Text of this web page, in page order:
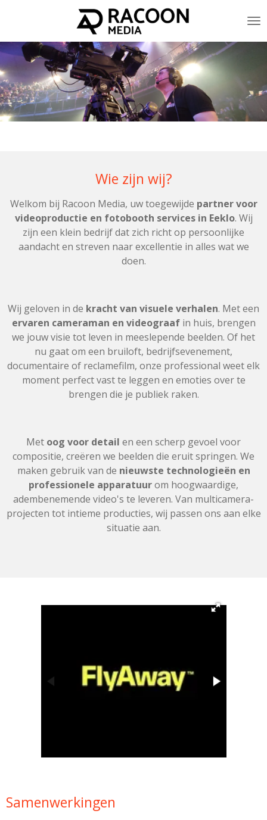
naar
de
hoofdinhoud
Wie zijn wij?
Welkom bij Racoon Media, uw toegewijde partner voor
videoproductie en fotobooth services in Eeklo. Wij
zijn een klein bedrijf dat zich richt op persoonlijke
aandacht en streven naar excellentie in alles wat we
doen.
Wij geloven in de kracht van visuele verhalen. Met een
ervaren cameraman en videograafin huis, brengen
we jouw visie tot leven in meeslepende beelden. Of het
nu gaat om een bruiloft, bedrijfsevenement,
documentaire of reclamefilm, onze professional weet elk
moment perfect vast te leggen en emoties over te
brengen die je publiek raken.
Met oog voor detail en een scherp gevoel voor
compositie, creëren we beelden die eruit springen. We
maken gebruik van de nieuwste technologieën en
professionele apparatuurom hoogwaardige,
adembenemende video's te leveren. Van multicamera-
projecten tot intieme producties, wij passen ons aan elke
situatie aan.
Samenwerkingen